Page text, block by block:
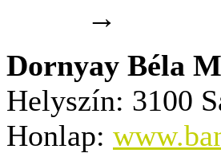
→
Dornyay Béla
Helyszín: 3100
Honlap: